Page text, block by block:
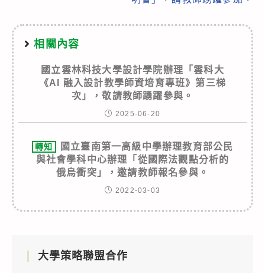
相關內容
國立雲林科技大學設計學院辦理「雲科大
《AI 融入設計教學師資培育專班》第三梯
次」，敬請教師踴躍參與。
2025-06-20
轉知
國立臺南第一高級中學辦理教育部公民
與社會學科中心辦理「從國際法觀點分析的
俄烏衝突」，邀請教師報名參與。
2022-03-03
大學策略聯盟合作